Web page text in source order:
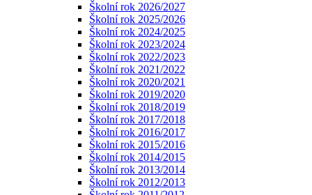
Školní rok 2026/2027
Školní rok 2025/2026
Školní rok 2024/2025
Školní rok 2023/2024
Školní rok 2022/2023
Školní rok 2021/2022
Školní rok 2020/2021
Školní rok 2019/2020
Školní rok 2018/2019
Školní rok 2017/2018
Školní rok 2016/2017
Školní rok 2015/2016
Školní rok 2014/2015
Školní rok 2013/2014
Školní rok 2012/2013